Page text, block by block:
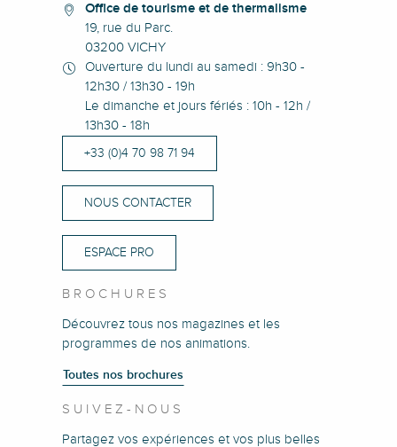
Office de tourisme et de thermalisme
19, rue du Parc.
03200 VICHY
Ouverture du lundi au samedi : 9h30 -
12h30 / 13h30 - 19h
Le dimanche et jours fériés : 10h - 12h /
13h30 - 18h
+33 (0)4 70 98 71 94
NOUS CONTACTER
ESPACE PRO
BROCHURES
Découvrez tous nos magazines et les
programmes de nos animations.
Toutes nos brochures
SUIVEZ-NOUS
Partagez vos expériences et vos plus belles